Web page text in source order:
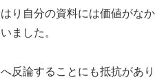
り自分の資料には価値がなか
ました。
反論することにも抵抗があり